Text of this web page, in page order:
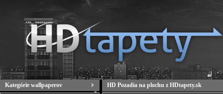
Kategórie wallpaperov HD Pozadia na plochu z HDtapety.sk